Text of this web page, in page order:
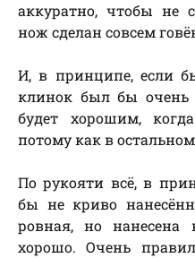
аккуратно, чтобы не
нож сделан совсем
И, в принципе, если
клинок был бы очень
будет хорошим,
потому как в
По рукояти всё, в
бы не криво
ровная, но нанесена
хорошо. Очень